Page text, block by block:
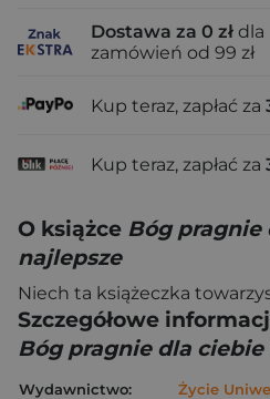
Dostawa za 0 zł dla
zamówień od 99 zł
Kup teraz, zapłać za
Kup teraz, zapłać za
O książce Bóg pragnie
najlepsze
Niech ta książeczka
Szczegółowe
Bóg pragnie dla
Wydawnictwo:
Życie